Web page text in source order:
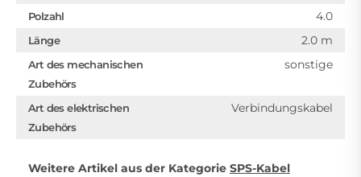
Polzahl
4.0
Länge 2.0 m
Art des mechanischen
Zubehörs
sonstige
Art des elektrischen
Zubehörs
Verbindungskabel
Weitere Artikel aus der Kategorie SPS-Kabel